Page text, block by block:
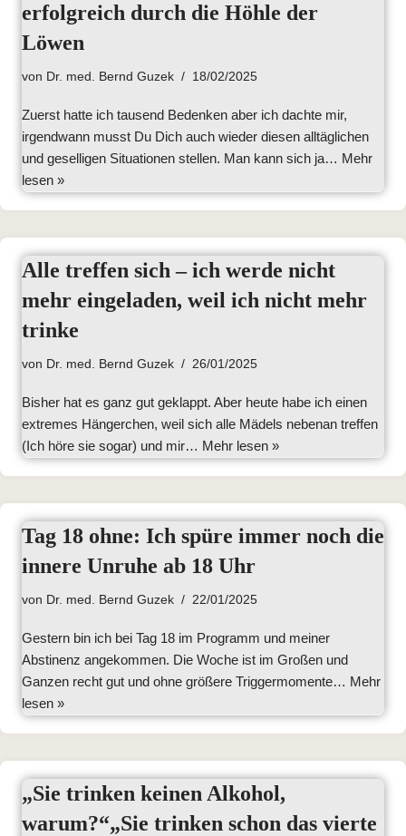
erfolgreich durch die Höhle der
Löwen
von Dr. med. Bernd Guzek 18/02/2025
Zuerst hatte ich tausend Bedenken aber ich dachte mir,
irgendwann musst Du Dich auch wieder diesen alltäglichen
und geselligen Situationen stellen. Man kann sich ja… Mehr
lesen »
Alle treffen sich – ich werde nicht
mehr eingeladen, weil ich nicht mehr
trinke
von Dr. med. Bernd Guzek 26/01/2025
Bisher hat es ganz gut geklappt. Aber heute habe ich einen
extremes Hängerchen, weil sich alle Mädels nebenan treffen
(Ich höre sie sogar) und mir… Mehr lesen »
Tag 18 ohne: Ich spüre immer noch die
innere Unruhe ab 18 Uhr
von Dr. med. Bernd Guzek 22/01/2025
Gestern bin ich bei Tag 18 im Programm und meiner
Abstinenz angekommen. Die Woche ist im Großen und
Ganzen recht gut und ohne größere Triggermomente… Mehr
lesen »
„Sie trinken keinen Alkohol,
warum?“„Sie trinken schon das vierte